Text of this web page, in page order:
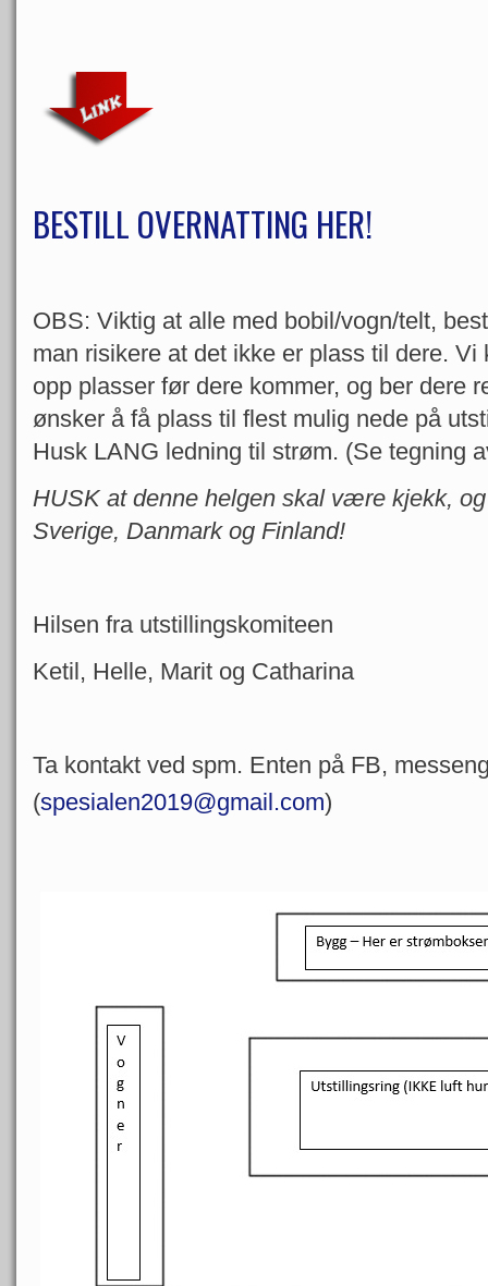
BESTILL OVERNATTING HER!
OBS: Viktig at alle med bobil/vogn/telt,
man risikere at det ikke er plass til dere. Vi
opp plasser før dere kommer, og ber dere
ønsker å få plass til flest mulig nede på
Husk LANG ledning til strøm. (Se tegning
HUSK at denne helgen skal være kjekk,
Sverige, Danmark og Finland!
Hilsen fra utstillingskomiteen
Ketil, Helle, Marit og Catharina
Ta kontakt ved spm. Enten på FB,
(spesialen2019@gmail.com)